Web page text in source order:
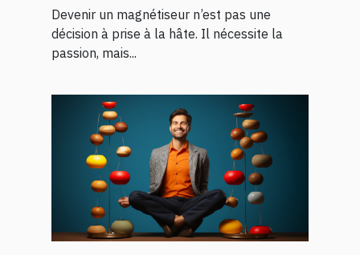
Devenir un magnétiseur n’est pas une
décision à prise à la hâte. Il nécessite la
passion, mais...